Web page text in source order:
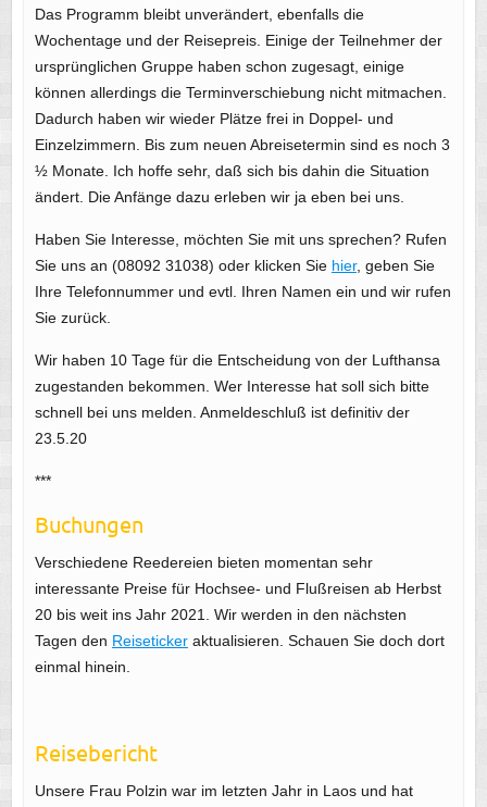
Das Programm bleibt unverändert, ebenfalls die
Wochentage und der Reisepreis. Einige der Teilnehmer der
ursprünglichen Gruppe haben schon zugesagt, einige
können allerdings die Terminverschiebung nicht mitmachen.
Dadurch haben wir wieder Plätze frei in Doppel- und
Einzelzimmern. Bis zum neuen Abreisetermin sind es noch 3
½ Monate. Ich hoffe sehr, daß sich bis dahin die Situation
ändert. Die Anfänge dazu erleben wir ja eben bei uns.
Haben Sie Interesse, möchten Sie mit uns sprechen? Rufen
Sie uns an (08092 31038) oder klicken Sie hier, geben Sie
Ihre Telefonnummer und evtl. Ihren Namen ein und wir rufen
Sie zurück.
Wir haben 10 Tage für die Entscheidung von der Lufthansa
zugestanden bekommen. Wer Interesse hat soll sich bitte
schnell bei uns melden. Anmeldeschluß ist definitiv der
23.5.20
***
Buchungen
Verschiedene Reedereien bieten momentan sehr
interessante Preise für Hochsee- und Flußreisen ab Herbst
20 bis weit ins Jahr 2021. Wir werden in den nächsten
Tagen den Reisetickeraktualisieren. Schauen Sie doch dort
einmal hinein.
Reisebericht
Unsere Frau Polzin war im letzten Jahr in Laos und hat